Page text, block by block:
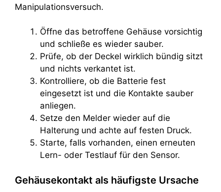
Manipulationsversuch.
Öffne das betroffene Gehäuse vorsichtig
und schließe es wieder sauber.
Prüfe, ob der Deckel wirklich bündig sitzt
und nichts verkantet ist.
Kontrolliere, ob die Batterie fest
eingesetzt ist und die Kontakte sauber
anliegen.
Setze den Melder wieder auf die
Halterung und achte auf festen Druck.
Starte, falls vorhanden, einen erneuten
Lern- oder Testlauf für den Sensor.
Gehäusekontakt als häufigste Ursache